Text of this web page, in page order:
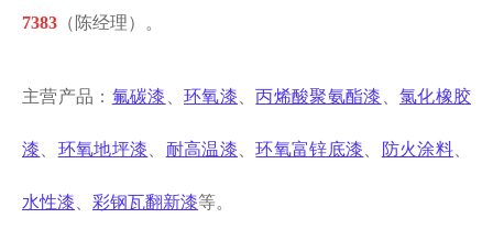
7383 （陈经理）。
主营产品： 氟碳漆 、环氧漆 、丙烯酸聚氨酯漆 、氯化橡胶
漆 环氧地坪漆 耐高温漆 、环氧富锌底漆 防火涂料
水性漆 彩钢瓦翻新漆等。